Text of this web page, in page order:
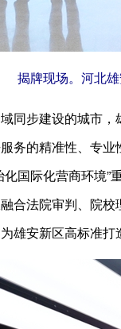
揭牌现场。河北
步建设的城市，
务的精准性、专
国际化营商环境
合法院审判、院
安新区高标准打